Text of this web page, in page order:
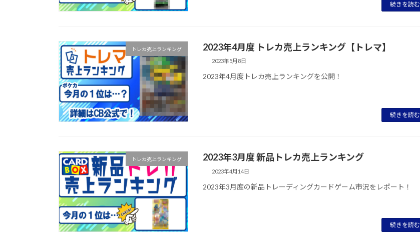
続きを読む
トレカ売上ランキング 2023年4月度 トレカ売上ランキング【トレマ】
2023年5月8日
2023年4月度トレカ売上ランキングを公開！
続きを読む
トレカ売上ランキング 2023年3月度 新品トレカ売上ランキング
2023年4月14日
2023年3月度の新品トレーディングカードゲーム市況をレポート！
続きを読む